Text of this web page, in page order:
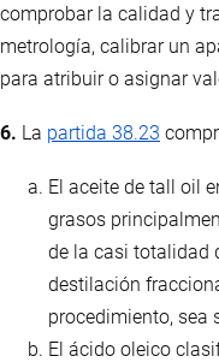
comprobar la calidad y
metrología, calibrar un
para atribuir o asignar
6. La partida 38.23
El aceite de tall oil
grasos
de la casi totalidad
destilación
procedimiento, sea
El ácido oleico